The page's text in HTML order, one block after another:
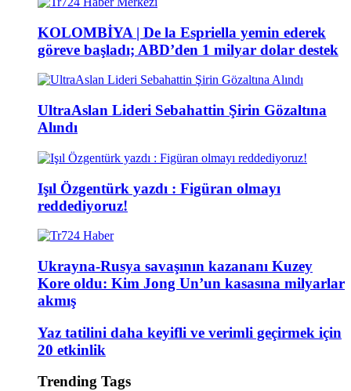
KOLOMBİYA | De la Espriella yemin ederek
göreve başladı; ABD’den 1 milyar dolar destek
UltraAslan Lideri Sebahattin Şirin Gözaltına
Alındı
Işıl Özgentürk yazdı : Figüran olmayı
reddediyoruz!
Ukrayna-Rusya savaşının kazananı Kuzey
Kore oldu: Kim Jong Un’un kasasına milyarlar
akmış
Yaz tatilini daha keyifli ve verimli geçirmek için
20 etkinlik
Trending Tags